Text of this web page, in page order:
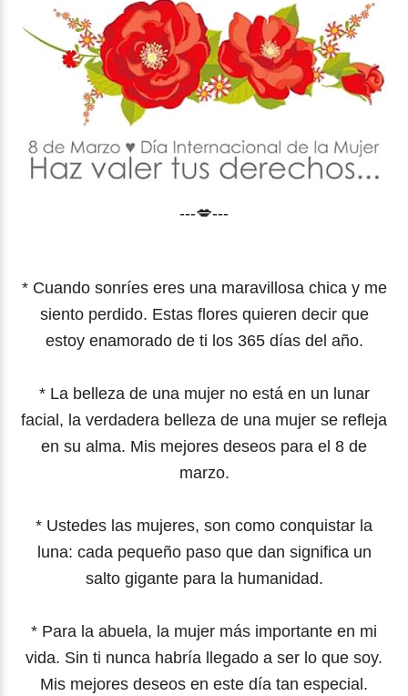
---💋---
* Cuando sonríes eres una maravillosa chica y me
siento perdido. Estas flores quieren decir que
estoy enamorado de ti los 365 días del año.
* La belleza de una mujer no está en un lunar
facial, la verdadera belleza de una mujer se refleja
en su alma. Mis mejores deseos para el 8 de
marzo.
* Ustedes las mujeres, son como conquistar la
luna: cada pequeño paso que dan significa un
salto gigante para la humanidad.
* Para la abuela, la mujer más importante en mi
vida. Sin ti nunca habría llegado a ser lo que soy.
Mis mejores deseos en este día tan especial.